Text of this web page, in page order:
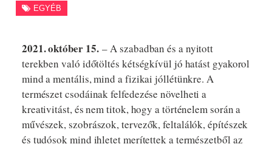
EGYÉB
2021. október 15.– A szabadban és a nyitott
terekben való időtöltés kétségkívül jó hatást gyakorol
mind a mentális, mind a fizikai jóllétünkre. A
természet csodáinak felfedezése növelheti a
kreativitást, és nem titok, hogy a történelem során a
művészek, szobrászok, tervezők, feltalálók, építészek
és tudósok mind ihletet merítettek a természetből az